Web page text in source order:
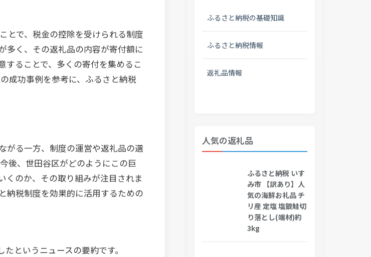
とで、税金の控除を受けられる制度
多く、その返礼品の内容が寄付額に
することで、多くの寄付を集めるこ
成功事例を参考に、ふるさと納税
がる一方、制度の運営や返礼品の選
後、世田谷区がどのようにこの巨
くのか、その取り組みが注目されま
納税制度を効果的に活用するための
というニュースの要約です。
ふるさと納税の基礎知識
ふるさと納税情報
返礼品情報
人気の返礼品
ふるさと納税 いす
み市 【訳あり】人
気の海鮮お礼品 チ
リ産 定塩 塩銀鮭切
り落とし(端材)約
3kg